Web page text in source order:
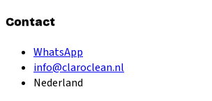
Contact
WhatsApp
info@claroclean.nl
Nederland